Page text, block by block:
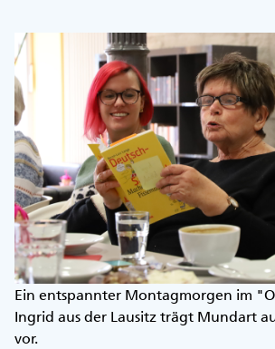
Ein entspannter Montagmorgen im
Ingrid aus der Lausitz trägt Mundart
vor.